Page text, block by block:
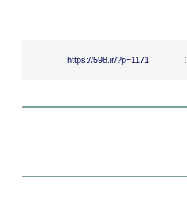
https://598.ir/?p=1171